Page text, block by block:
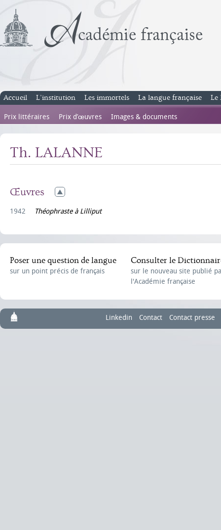
Accueil L’institution Les immortels La langue française Le
Prix littéraires Prix d’œuvres Images & documents
Th. LALANNE
Œuvres
1942 Théophraste à Lilliput
Poser une question de langue
sur un point précis de français
Consulter le
sur le nouveau site publié
l'Académie française
Linkedin Contact Contact presse